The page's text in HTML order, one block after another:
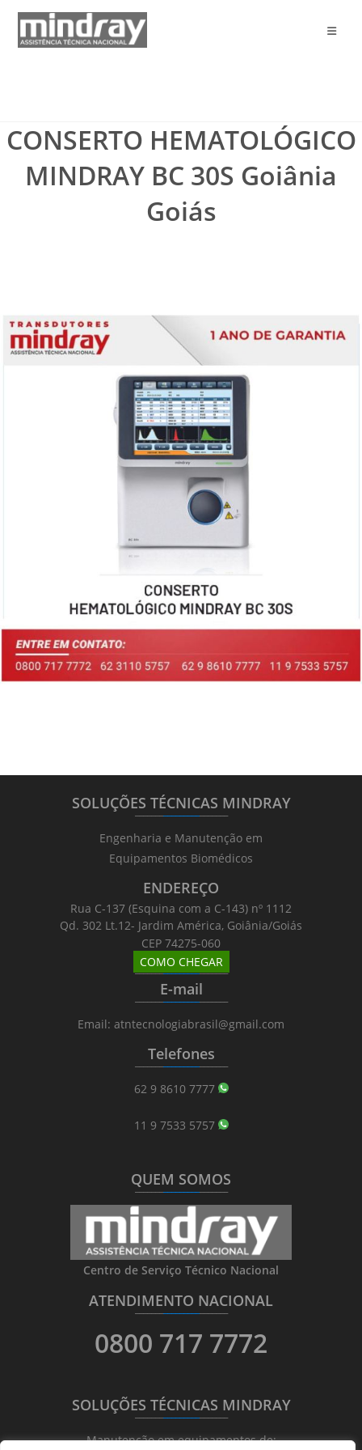
CONSERTO HEMATOLÓGICO
MINDRAY BC 30S Goiânia
Goiás
SOLUÇÕES TÉCNICAS MINDRAY
_______________________
Engenharia e Manutenção em
Equipamentos Biomédicos
ENDEREÇO
Rua C-137 (Esquina com a C-143) nº 1112
Qd. 302 Lt.12- Jardim América, Goiânia/Goiás
CEP 74275-060
COMO CHEGAR
_______________________
E-mail
_______________________
Email: atntecnologiabrasil@gmail.com
Telefones
_______________________
62 9 8610 7777
11 9 7533 5757
QUEM SOMOS
_______________________
Centro de Serviço Técnico Nacional
ATENDIMENTO NACIONAL
_______________________
0800 717 7772
SOLUÇÕES TÉCNICAS MINDRAY
_______________________
Manutenção em equipamentos de: